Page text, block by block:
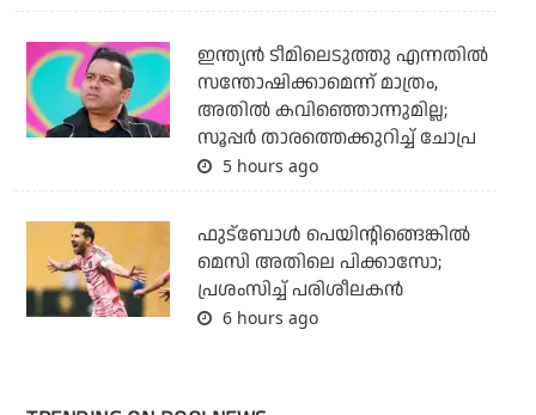
ഇന്ത്യന്‍ ടീമിലെടുത്തു എന്നതില്‍
സന്തോഷിക്കാമെന്ന് മാത്രം,
അതില്‍ കവിഞ്ഞൊന്നുമില്ല;
സൂപ്പര്‍ താരത്തെക്കുറിച്ച് ചോപ്ര
5 hours ago
ഫുട്‌ബോള്‍ പെയിന്റിങ്ങെങ്കില്‍
മെസി അതിലെ പിക്കാസോ;
പ്രശംസിച്ച് പരിശീലകന്‍
6 hours ago